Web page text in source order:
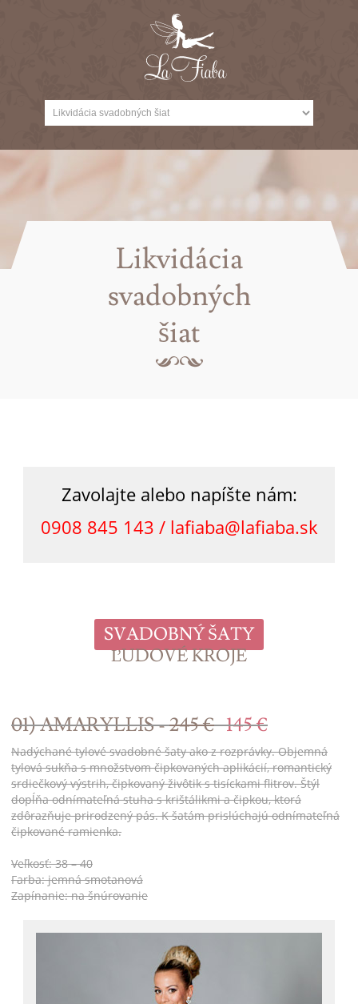
Likvidácia
svadobných
šiat
Zavolajte alebo napíšte nám:
0908 845 143 / lafiaba@lafiaba.sk
SVADOBNÝ ŠATY
ĽUDOVÉ KROJE
01) AMARYLLIS -245 € 145 €
Nadýchané tylové svadobné šaty ako z rozprávky. Objemná
tylová sukňa s množstvom čipkovaných aplikácií, romantický
srdiečkový výstrih, čipkovaný živôtik s tisíckami flitrov. Štýl
dopĺňa odnímateľná stuha s krištálikmi a čipkou, ktorá
zdôrazňuje prirodzený pás. K šatám prislúchajú odnímateľná
čipkované ramienka.
Veľkosť: 38 – 40
Farba: jemná smotanová
Zapínanie: na šnúrovanie